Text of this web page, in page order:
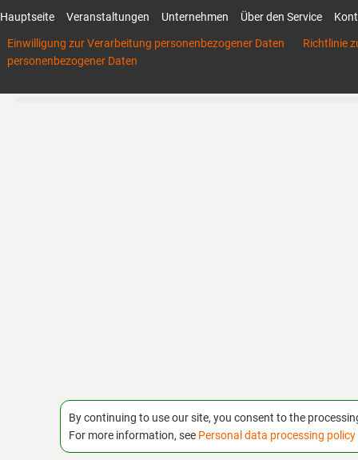
Hauptseite
Veranstaltungen Unternehmen Über den Service
Einwilligung zur Verarbeitung personenbezogener Daten
Richtlinie
personenbezogener Daten
By continuing to use our site, you consent to the
For more information, see Personal data processing policy